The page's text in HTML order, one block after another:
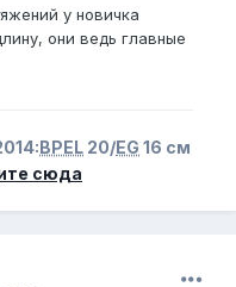
у новичка
они ведь главные
BPEL 20/EG 16 см
сюда